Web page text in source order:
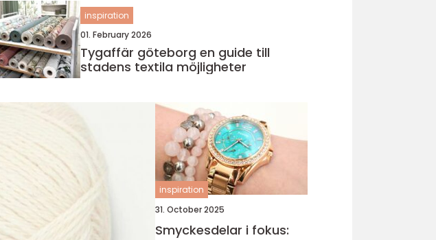
inspiration
01. February 2026
Tygaffär göteborg en guide till
stadens textila möjligheter
inspiration
31. October 2025
Smyckesdelar i fokus: